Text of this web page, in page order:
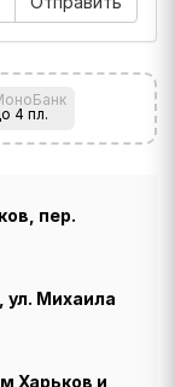
4 пл.
пер.
ул. Михаила
Харьков и